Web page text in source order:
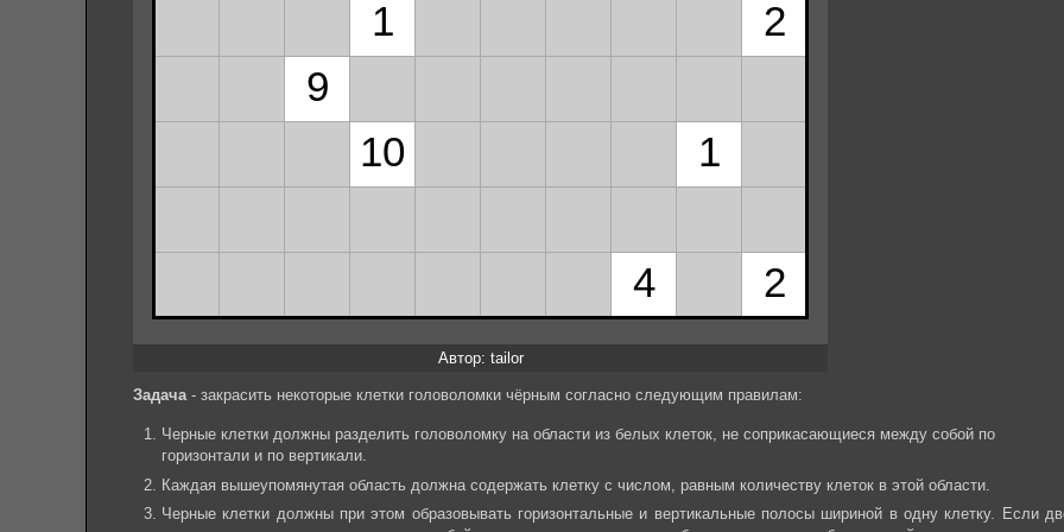
Автор: tailor
Задача - закрасить некоторые клетки головоломки чёрным согласно следующим правилам:
Черные клетки должны разделить головоломку на области из белых клеток, не соприкасающиеся между собой по
горизонтали и по вертикали.
Каждая вышеупомянутая область должна содержать клетку с числом, равным количеству клеток в этой области.
Черные клетки должны при этом образовывать горизонтальные и вертикальные полосы шириной в одну клетку. Если